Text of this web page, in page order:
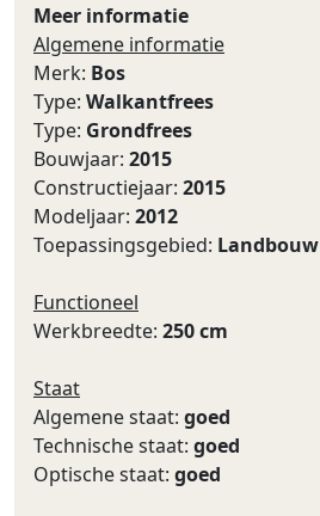
Meer informatie
Algemene informatie
Merk: Bos
Type: Walkantfrees
Type: Grondfrees
Bouwjaar: 2015
Constructiejaar: 2015
Modeljaar: 2012
Toepassingsgebied: Landbouw
Functioneel
Werkbreedte: 250 cm
Staat
Algemene staat: goed
Technische staat: goed
Optische staat: goed